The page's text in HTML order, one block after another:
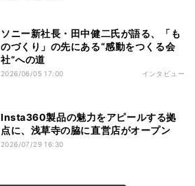
ソニー新社長・田中健二氏が語る、「も
のづくり」の先にある“感動をつくる会
社”への道
2026/06/05 17:00 インタビュー
Insta360製品の魅力をアピールする拠
点に、浅草寺の脇に直営店がオープン
2026/07/29 16:30